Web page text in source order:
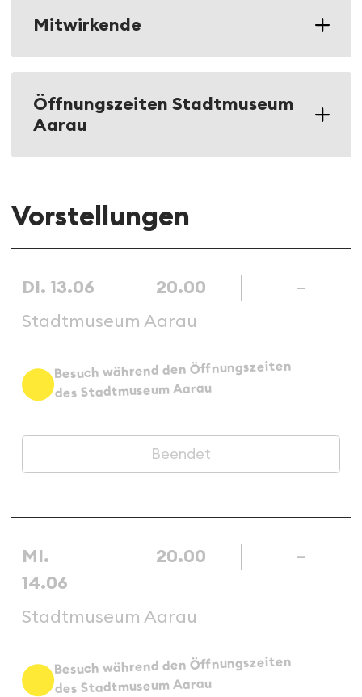
Mitwirkende
Öffnungszeiten Stadtmuseum
Aarau
Vorstellungen
DI. 13.06 20.00
–
Stadtmuseum Aarau
Besuch während den Öffnungszeiten
des Stadtmuseum Aarau
Beendet
MI.
14.06
20.00 –
Stadtmuseum Aarau
Besuch während den Öffnungszeiten
des Stadtmuseum Aarau